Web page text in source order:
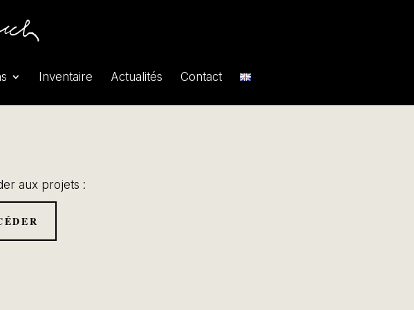
Inventaire Actualités Contact
aux projets :